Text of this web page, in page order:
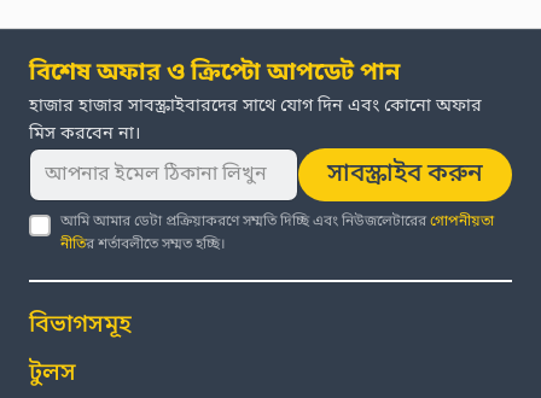
বিশেষ অফার ও ক্রিপ্টো আপডেট পান
হাজার হাজার সাবস্ক্রাইবারদের সাথে যোগ দিন এবং কোনো অফার
মিস করবেন না।
সাবস্ক্রাইব করুন
আমি আমার ডেটা প্রক্রিয়াকরণে সম্মতি দিচ্ছি এবং নিউজলেটারেরগোপনীয়তা
নীতির শর্তাবলীতে সম্মত হচ্ছি।
বিভাগসমূহ
টুলস